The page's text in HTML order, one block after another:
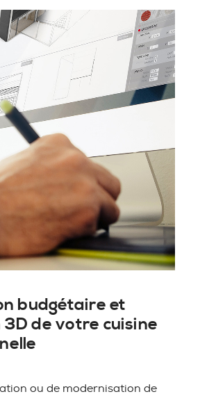
budgétaire et
de votre cuisine
ou de modernisation de